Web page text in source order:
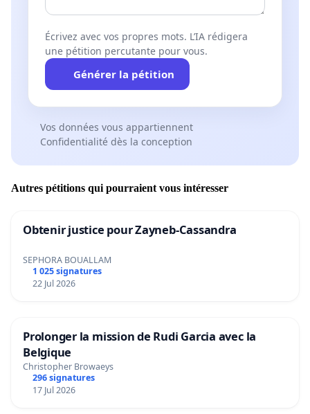
Écrivez avec vos propres mots. L’IA rédigera
une pétition percutante pour vous.
Générer la pétition
Vos données vous appartiennent
Confidentialité dès la conception
Autres pétitions qui pourraient vous intéresser
Obtenir justice pour Zayneb-Cassandra
SEPHORA BOUALLAM
1 025 signatures
22 Jul 2026
Prolonger la mission de Rudi Garcia avec la
Belgique
Christopher Browaeys
296 signatures
17 Jul 2026